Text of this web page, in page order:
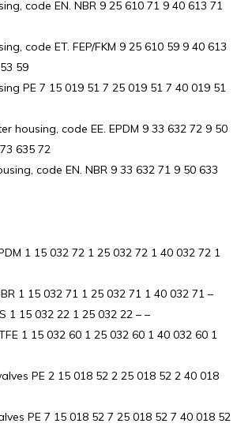
code EN. NBR 9 25 610 71 9 40 613 71
code ET. FEP/FKM 9 25 610 59 9 40 613
59
PE 7 15 019 51 7 25 019 51 7 40 019 51
housing, code EE. EPDM 9 33 632 72 9 50
635 72
code EN. NBR 9 33 632 71 9 50 633
1 15 032 72 1 25 032 72 1 40 032 72 1
1 15 032 71 1 25 032 71 1 40 032 71 –
1 15 032 22 1 25 032 22 – –
1 15 032 60 1 25 032 60 1 40 032 60 1
PE 2 15 018 52 2 25 018 52 2 40 018
PE 7 15 018 52 7 25 018 52 7 40 018 52